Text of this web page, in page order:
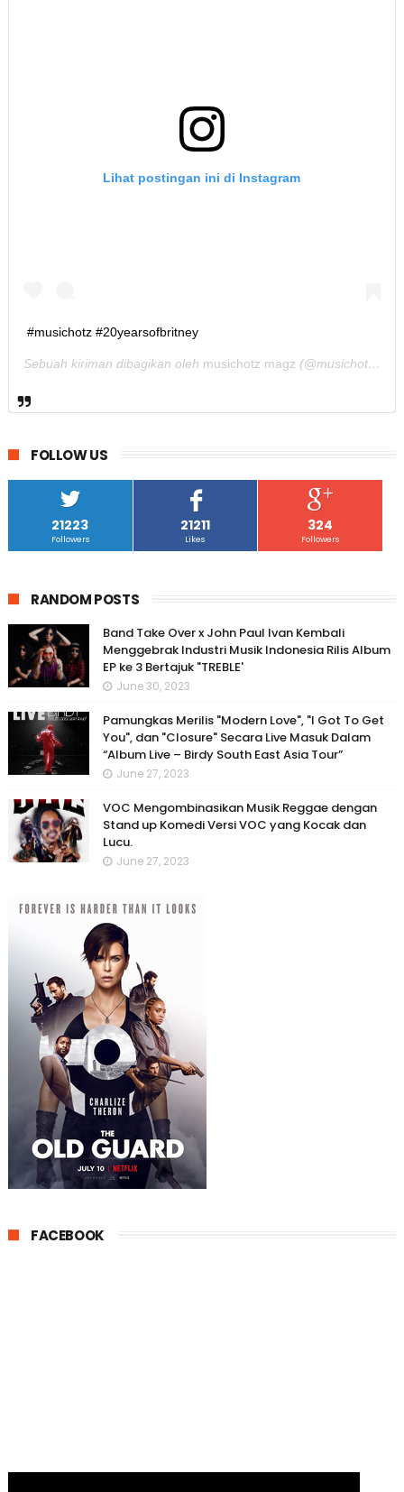
Lihat postingan ini di Instagram
#musichotz #20yearsofbritney
Sebuah kiriman dibagikan oleh musichotz magz (@musichotz) pada
FOLLOW US
21223
Followers
21211
Likes
324
Followers
RANDOM POSTS
Band Take Over x John Paul Ivan Kembali
Menggebrak Industri Musik Indonesia Rilis Album
EP ke 3 Bertajuk "TREBLE'
June 30, 2023
Pamungkas Merilis "Modern Love", "I Got To Get
You", dan "Closure" Secara Live Masuk Dalam
“Album Live – Birdy South East Asia Tour”
June 27, 2023
VOC Mengombinasikan Musik Reggae dengan
Stand up Komedi Versi VOC yang Kocak dan
Lucu.
June 27, 2023
FACEBOOK